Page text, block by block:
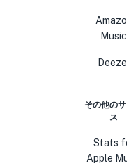
Music
その他の
ス
Stats
Apple